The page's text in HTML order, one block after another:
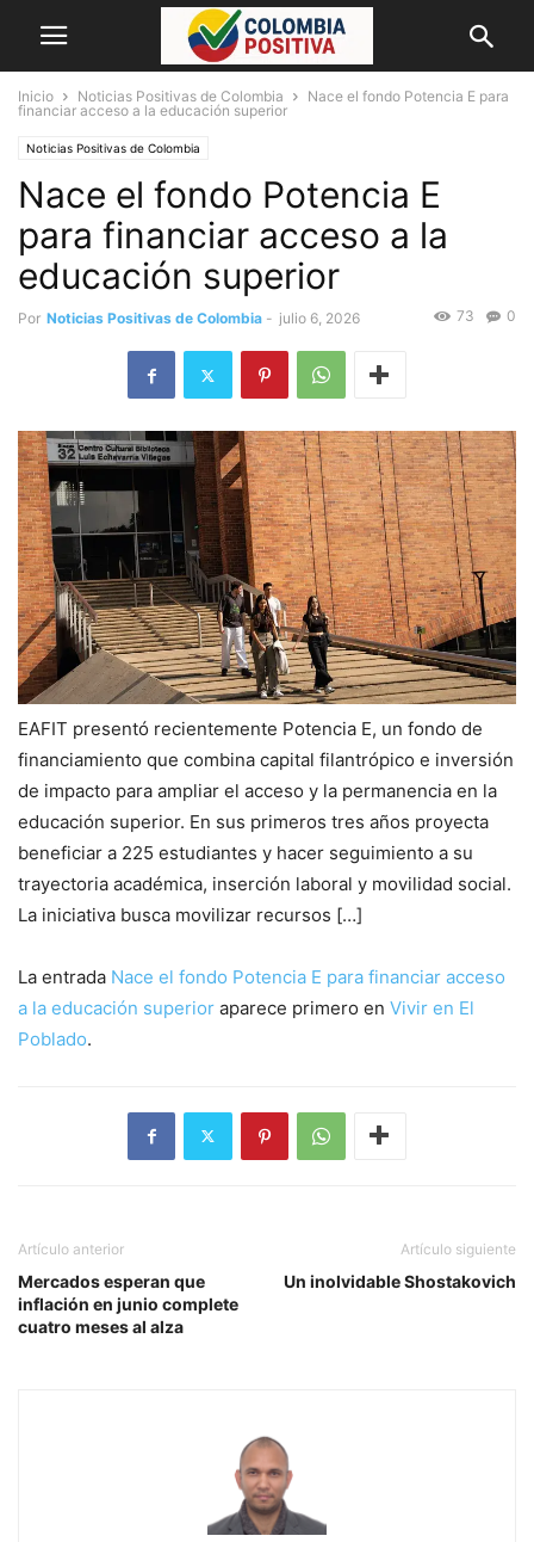
Inicio Noticias Positivas de Colombia
Nace el fondo Potencia E para
financiar acceso a la educación superior
Noticias Positivas de Colombia
Nace el fondo Potencia E
para financiar acceso a la
educación superior
Por Noticias Positivas de Colombia - julio 6, 2026 0
73
EAFIT presentó recientemente Potencia E, un fondo de
financiamiento que combina capital filantrópico e inversión
de impacto para ampliar el acceso y la permanencia en la
educación superior. En sus primeros tres años proyecta
beneficiar a 225 estudiantes y hacer seguimiento a su
trayectoria académica, inserción laboral y movilidad social.
La iniciativa busca movilizar recursos […]
La entrada Nace el fondo Potencia E para financiar acceso
a la educación superior aparece primero en Vivir en El
Poblado.
Artículo anterior
Mercados esperan que
inflación en junio complete
cuatro meses al alza
Artículo siguiente
Un inolvidable Shostakovich